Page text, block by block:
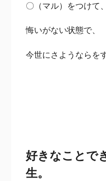
〇（マル）をつけて、
悔いがない状態で、
今世にさようならを
好きなことで
生。